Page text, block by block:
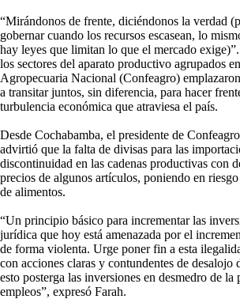
“Mirándonos de frente, diciéndonos la verdad
gobernar cuando los recursos escasean, lo
hay leyes que limitan lo que el mercado
los sectores del aparato productivo agrupados
Agropecuaria Nacional (Confeagro)
a transitar juntos, sin diferencia, para hacer
turbulencia económica que atraviesa el país.
Desde Cochabamba, el presidente de
advirtió que la falta de divisas para las
discontinuidad en las cadenas productivas con
precios de algunos artículos, poniendo en
de alimentos.
“Un principio básico para incrementar las
jurídica que hoy está amenazada por el
de forma violenta. Urge poner fin a esta
con acciones claras y contundentes de desalojo
esto posterga las inversiones en desmedro de
empleos”, expresó Farah.